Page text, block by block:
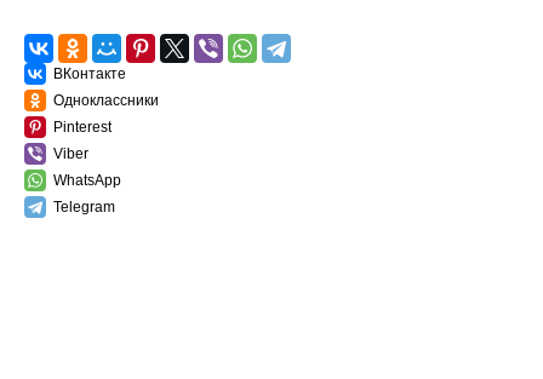
ВКонтакте
Одноклассники
Pinterest
Viber
WhatsApp
Telegram